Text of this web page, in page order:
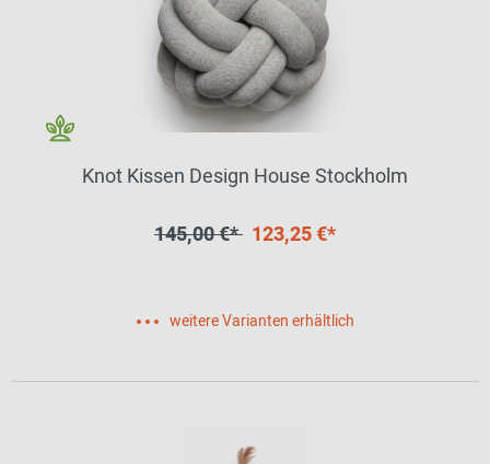
Knot Kissen Design House Stockholm
145,00 €* 123,25 €*
weitere Varianten erhältlich